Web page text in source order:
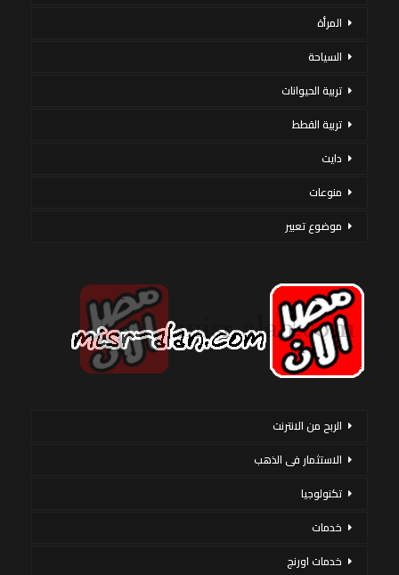
المرأة
السياحة
تربية الحيوانات
تربية القطط
دايت
منوعات
موضوع تعبير
الربح من الانترنت
الاستثمار فى الذهب
تكنولوجيا
خدمات
خدمات اورنج